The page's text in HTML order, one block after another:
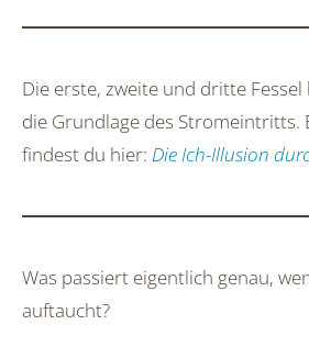
Die erste, zweite und dritte
die Grundlage des Stromeintritts.
findest du hier: Die Ich-Illusion
Was passiert eigentlich genau,
auftaucht?